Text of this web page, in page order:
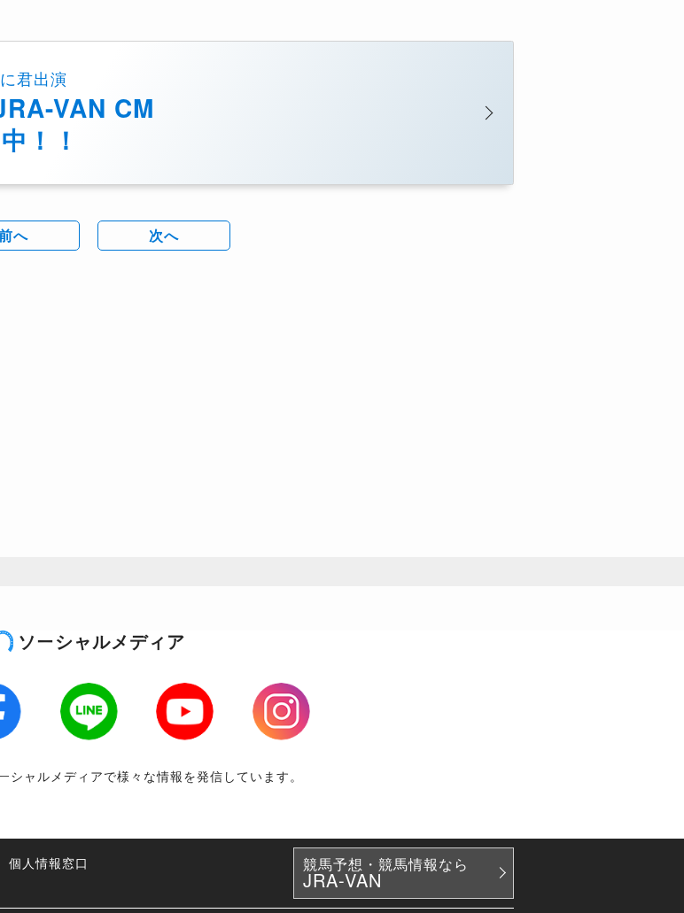
君出演
VAN CM
！！
へ 次へ
ソーシャルメディア
LINE Youtube
Instagram
シャルメディアで様々な情報を発信しています。
個人情報窓口
競馬予想・競馬情報なら
JRA-VAN